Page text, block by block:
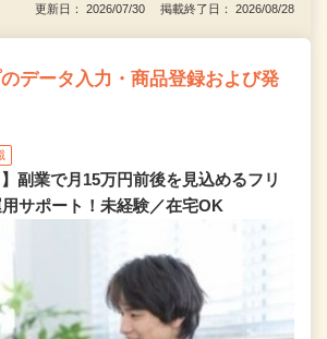
更新日： 2026/07/30 掲載終了日： 2026/08/28
データ入力・商品登録および発
】副業で月15万円前後を見込めるフリ
サポート！未経験／在宅OK